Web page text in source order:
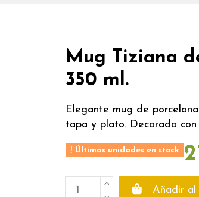
Mug Tiziana
350 ml.
Elegante mug de
tapa y plato. Decorada
Últimas unidades en stock
Añadir al